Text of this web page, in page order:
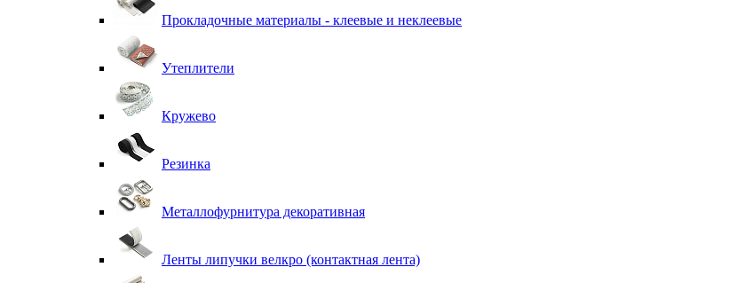
Прокладочные материалы - клеевые и неклеевые
Утеплители
Кружево
Резинка
Металлофурнитура декоративная
Ленты липучки велкро (контактная лента)